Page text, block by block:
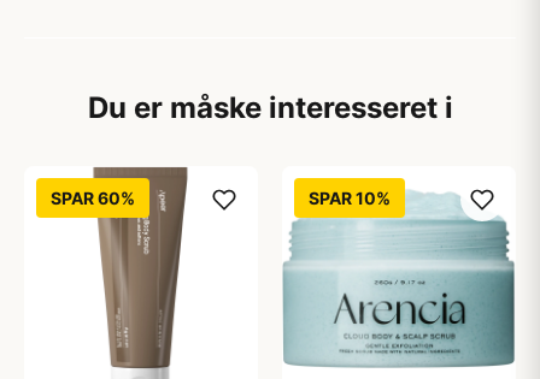
Du er måske interesseret i
SPAR 60% SPAR 10%